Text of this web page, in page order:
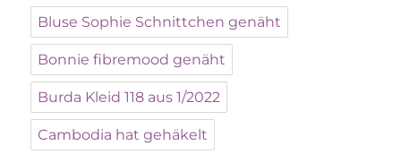
Bluse Sophie Schnittchen genäht
Bonnie fibremood genäht
Burda Kleid 118 aus 1/2022
Cambodia hat gehäkelt